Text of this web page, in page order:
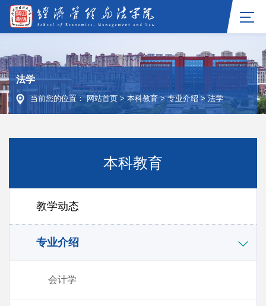
法学
当前您的位置：网站首页 > 本科教育>专业介绍 >法学
本科教育
教学动态
专业介绍
会计学